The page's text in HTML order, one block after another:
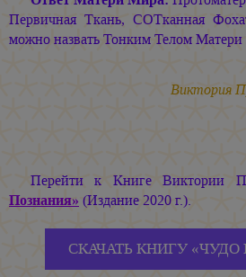
Первичная Ткань, СОТканная
можно назвать Тонким Телом
Виктория
Перейти к Книге Виктории
Познания» (Издание 2020 г.).
СКАЧАТЬ КНИГУ